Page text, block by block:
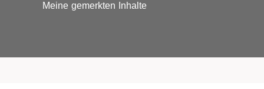
Meine gemerkten Inhalte